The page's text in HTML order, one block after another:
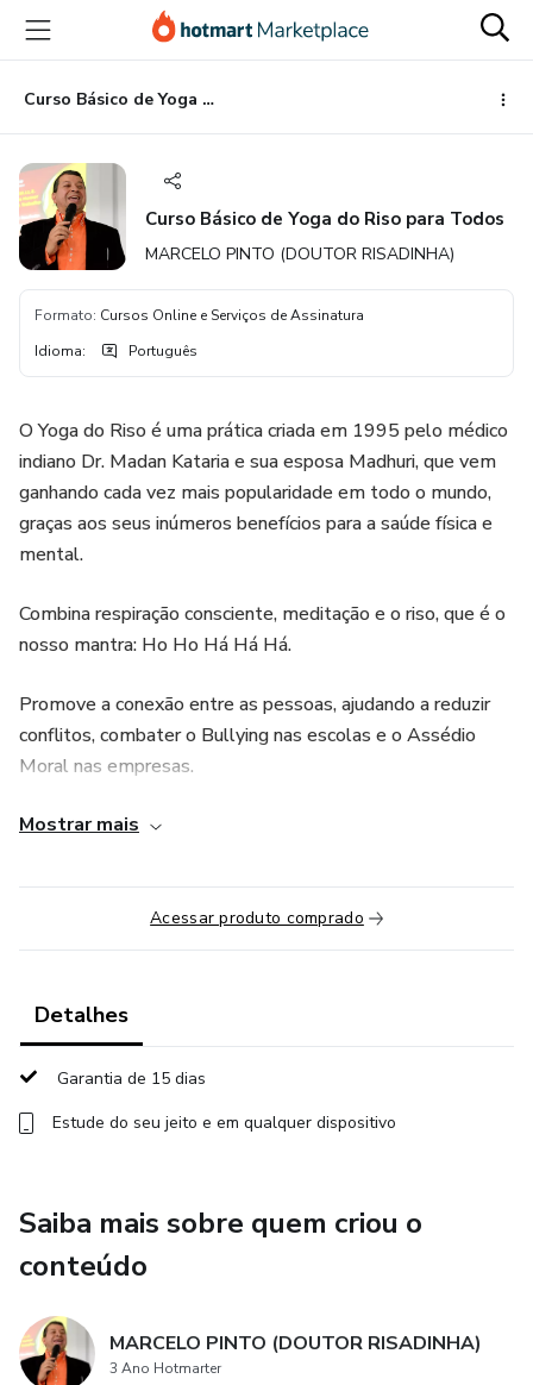
para
conteúdo
principal
para
pagamento
para
rodapé
Curso Básico de Yoga do Riso para Todos
Curso Básico de Yoga do Riso para Todos
MARCELO PINTO (DOUTOR RISADINHA)
Formato: Cursos Online e Serviços de Assinatura
Idioma: Português
O Yoga do Riso é uma prática criada em 1995 pelo médico
indiano Dr. Madan Kataria e sua esposa Madhuri, que vem
ganhando cada vez mais popularidade em todo o mundo,
graças aos seus inúmeros benefícios para a saúde física e
mental.
Combina respiração consciente, meditação e o riso, que é o
nosso mantra: Ho Ho Há Há Há.
Promove a conexão entre as pessoas, ajudando a reduzir
conflitos, combater o Bullying nas escolas e o Assédio
Moral nas empresas.
Devemos rir COM AS pessoas e NÃO DAS pessoas!
Pode ser realizado individualmente ou em grupo, ajudando
a aliviar a sensação de solidão e isolamento, que são
problemas comuns na sociedade atual.
CONHEÇA O CURSO
Ele contem 3 módulos básicos (Origem, Técnicas e
mais de 6 horas e material de apoio.
Este material não tem como objetivo diagnosticar
qualquer tipo de doença ou problema físico e mental. Ele
médicos, nutricionistas, psicólogos, profissionais de
educação física e outros especialistas.
Mostrar mais
Acessar produto comprado
Detalhes
Garantia de 15 dias
Estude do seu jeito e em qualquer dispositivo
Saiba mais sobre quem criou o
conteúdo
MARCELO PINTO (DOUTOR RISADINHA)
3 Ano Hotmarter